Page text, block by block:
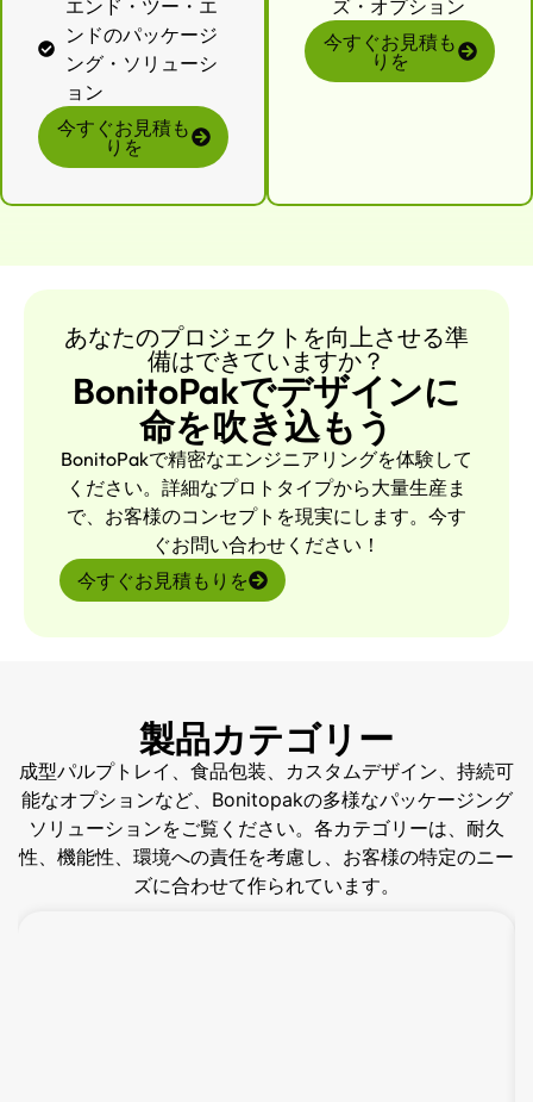
エンド・ツー・エ
ンドのパッケージ
ング・ソリューシ
ョン
今すぐお見積も
りを
ズ・オプション
今すぐお見積も
りを
あなたのプロジェクトを向上させる準
備はできていますか？
BonitoPakでデザインに
命を吹き込もう
BonitoPakで精密なエンジニアリングを体験して
ください。詳細なプロトタイプから大量生産ま
で、お客様のコンセプトを現実にします。今す
ぐお問い合わせください！
今すぐお見積もりを
製品カテゴリー
成型パルプトレイ、食品包装、カスタムデザイン、持続可
能なオプションなど、Bonitopakの多様なパッケージング
ソリューションをご覧ください。各カテゴリーは、耐久
性、機能性、環境への責任を考慮し、お客様の特定のニー
ズに合わせて作られています。